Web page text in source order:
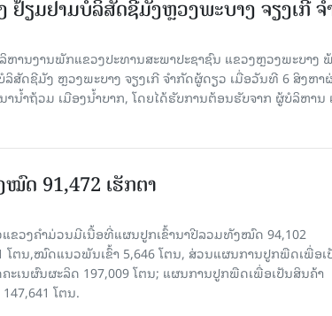
ຢ້ຽມ​ຢາມບໍ​ລິ​ສັດຊີມັງຫຼວງພະບາງ ຈຽງເກີ ຈໍ
ຫານ​ງານ​ພັກແຂວງປະທານສະພາປະຊາຊົນ ແຂວງຫຼວງພະບາງ
ລິສັດຊີມັງ ຫຼວງພະບາງ ຈຽງເກີ ຈໍາກັດຜູ້ດຽວ ເມື່ອ​ວັນ​ທີ 6 ສິງ​ຫາ​
ນ້ຳຖ້ວມ ເມືອງນໍ້າບາກ, ໂດຍໄດ້ຮັບການຕ້ອນຮັບຈາກ ຜູ້ບໍລິຫານ
ດ 91,472 ເຮັກຕາ
ແຂວງຄໍາມ່ວນມີເນື້ອທີ່ແຜນປູກເຂົ້ານາປີລວມທັງໝົດ 94,102
ໂຕນ,ໝົດແນວພັນເຂົ້າ 5,646 ໂຕນ, ສ່ວນແຜນການປູກພືດເພື່ອເ
ຄະເນຜົນຜະລິດ 197,009 ໂຕນ; ແຜນການປູກພືດເພື່ອເປັນສິນຄ້າ
ໂຕນ.